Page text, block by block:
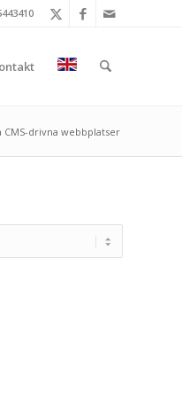
drivna webbplatser